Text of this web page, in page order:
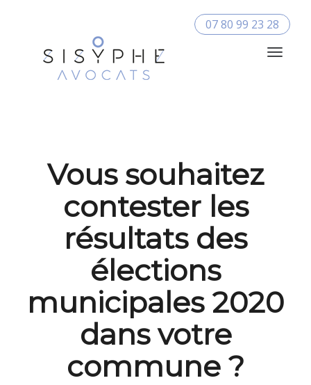
07 80 99 23 28
Toggle
Vous souhaitez
contester les
résultats des
élections
municipales 2020
dans votre
commune ?